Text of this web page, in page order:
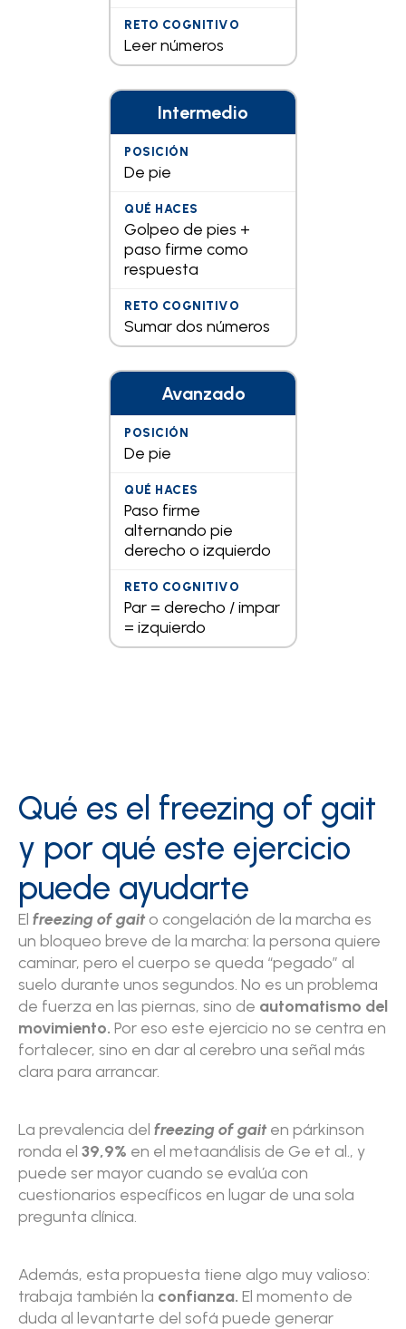
Leer números
Intermedio
De pie
Golpeo de pies +
paso firme como
respuesta
Sumar dos números
Avanzado
De pie
Paso firme
alternando pie
derecho o izquierdo
Par = derecho / impar
= izquierdo
Qué es el freezing of gait
y por qué este ejercicio
puede ayudarte
El freezing of gaito congelación de la marcha es
un bloqueo breve de la marcha: la persona quiere
caminar, pero el cuerpo se queda “pegado” al
suelo durante unos segundos. No es un problema
de fuerza en las piernas, sino de automatismo del
movimiento. Por eso este ejercicio no se centra en
fortalecer, sino en dar al cerebro una señal más
clara para arrancar.
La prevalencia del freezing of gaiten párkinson
ronda el 39,9% en el metaanálisis de Ge et al., y
puede ser mayor cuando se evalúa con
cuestionarios específicos en lugar de una sola
pregunta clínica.
Además, esta propuesta tiene algo muy valioso:
trabaja también la confianza. El momento de
duda al levantarte del sofá puede generar